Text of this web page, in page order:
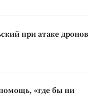
при атаке дронов
«где бы ни